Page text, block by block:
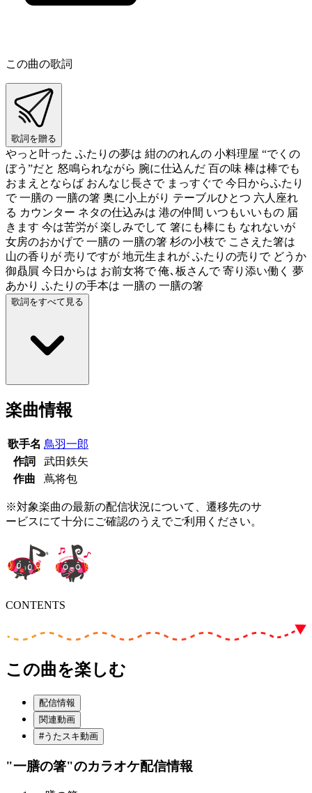
この曲の歌詞
歌詞を贈る
やっと叶った ふたりの夢は 紺ののれんの 小料理屋 “でくの
ぼう”だと 怒鳴られながら 腕に仕込んだ 百の味 棒は棒でも
おまえとならば おんなじ長さで まっすぐで 今日からふたり
で 一膳の 一膳の箸 奥に小上がり テーブルひとつ 六人座れ
る カウンター ネタの仕込みは 港の仲間 いつもいいもの 届
きます 今は苦労が 楽しみでして 箸にも棒にも なれないが
女房のおかげで 一膳の 一膳の箸 杉の小枝で こさえた箸は
山の香りが 売りですが 地元生まれが ふたりの売りで どうか
御贔屓 今日からは お前女将で 俺､板さんで 寄り添い働く 夢
あかり ふたりの手本は 一膳の 一膳の箸
歌詞をすべて見る
楽曲情報
歌手名 鳥羽一郎
作詞
武田鉄矢
作曲
蔦将包
※対象楽曲の最新の配信状況について、遷移先のサ
ービスにて十分にご確認のうえでご利用ください。
CONTENTS
この曲を楽しむ
配信情報
関連動画
#うたスキ動画
"一膳の箸"のカラオケ配信情報